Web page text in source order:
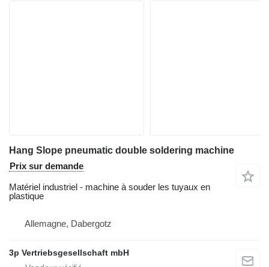
Hang Slope pneumatic double soldering machine
Prix sur demande
Matériel industriel - machine à souder les tuyaux en
plastique
Allemagne, Dabergotz
3p Vertriebsgesellschaft mbH